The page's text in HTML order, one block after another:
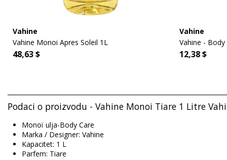
Vahine
Vahine Monoi Apres Soleil 1L
48,63 $
Vahine
Vahine -
12,38 $
Podaci o proizvodu - Vahine Monoi Tiare 1 Litre
Monoï ulja-Body Care
Marka / Designer: Vahine
Kapacitet: 1 L
Parfem: Tiare